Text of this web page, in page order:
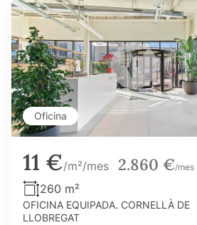
Oficina
11 €/m²/mes 2.860 €/mes
260 m²
OFICINA EQUIPADA. CORNELLÀ DE
LLOBREGAT